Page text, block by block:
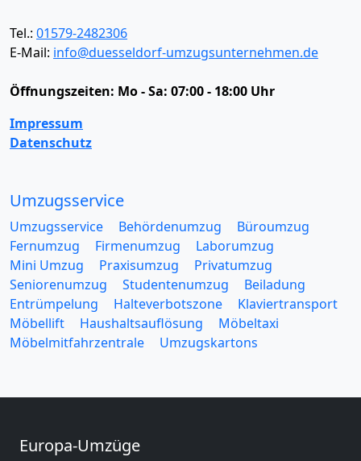
Tel.: 01579-2482306
E-Mail: info@duesseldorf-umzugsunternehmen.de
Öffnungszeiten: Mo - Sa: 07:00 - 18:00 Uhr
Impressum
Datenschutz
Umzugsservice
Umzugsservice Behördenumzug
Büroumzug
Fernumzug
Firmenumzug
Laborumzug
Mini Umzug
Praxisumzug
Privatumzug
Seniorenumzug
Studentenumzug
Beiladung
Entrümpelung
Halteverbotszone
Klaviertransport
Möbellift
Haushaltsauflösung
Möbeltaxi
Möbelmitfahrzentrale
Umzugskartons
Europa-Umzüge